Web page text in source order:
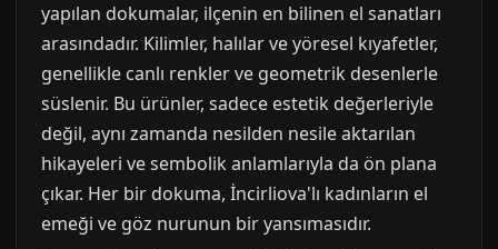
yapılan dokumalar, ilçenin en bilinen el sanatları
arasındadır. Kilimler, halılar ve yöresel kıyafetler,
genellikle canlı renkler ve geometrik desenlerle
süslenir. Bu ürünler, sadece estetik değerleriyle
değil, aynı zamanda nesilden nesile aktarılan
hikayeleri ve sembolik anlamlarıyla da ön plana
çıkar. Her bir dokuma, İncirliova'lı kadınların el
emeği ve göz nurunun bir yansımasıdır.